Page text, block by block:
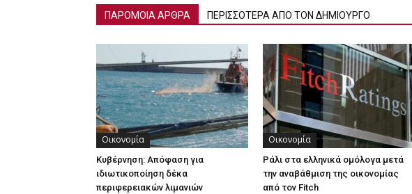
ΠΑΡΟΜΟΙΑ ΑΡΘΡΑ ΠΕΡΙΣΣΟΤΕΡΑ ΑΠΟ ΤΟΝ ΔΗΜΙΟΥΡΓΟ
Οικονομία
Κυβέρνηση: Απόφαση για
ιδιωτικοποίηση δέκα
περιφερειακών λιμανιών
Οικονομία
Ράλι στα ελληνικά ομόλογα μετά
την αναβάθμιση της οικονομίας
από τον Fitch